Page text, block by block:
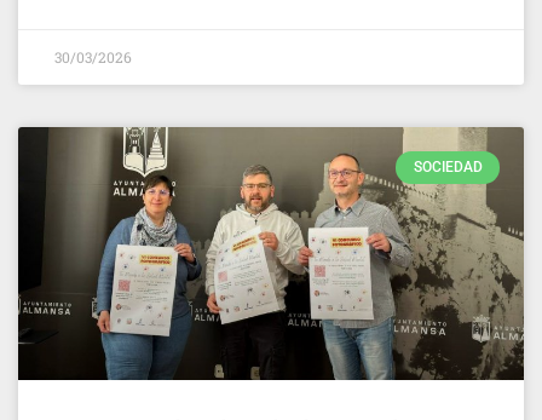
30/03/2026
SOCIEDAD